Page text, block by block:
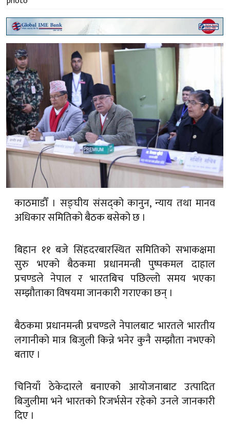
काठमाडौँ । सङ्घीय संसद्को कानुन, न्याय तथा मानव
अधिकार समितिको बैठक बसेको छ ।
बिहान ११ बजे सिंहदरबारस्थित समितिको सभाकक्षमा
सुरु भएको बैठकमा प्रधानमन्त्री पुष्पकमल दाहाल
प्रचण्डले नेपाल र भारतबिच पछिल्लो समय भएका
सम्झौताका विषयमा जानकारी गराएका छन् ।
बैठकमा प्रधानमन्त्री प्रचण्डले नेपालबाट भारतले भारतीय
लगानीको मात्र बिजुली किन्ने भनेर कुनै सम्झौता नभएको
बताए ।
चिनियाँ ठेकेदारले बनाएको आयोजनाबाट उत्पादित
बिजुलीमा भने भारतको रिजर्भसेन रहेको उनले जानकारी
दिए ।